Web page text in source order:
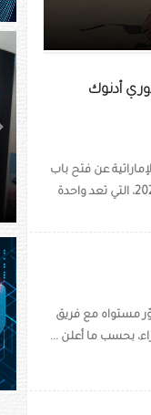
أدنوك
عن فتح باب
التسجيل في الموسم الجديد للعبة "فانتاسي دوري أدنوك للمحترفين" 2021-2022، التي تعد واحدة
مستواه مع فريق
بحسب ما أعلن ...
طرابزون: محمد صلاح أكبر
في تاريخ النادي وسيغيّر
التركية